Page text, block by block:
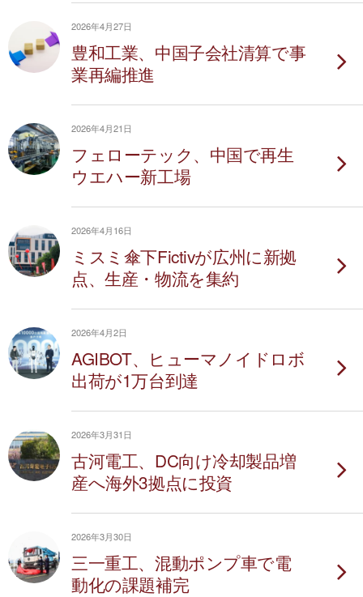
2026年4月27日
豊和工業、中国子会社清算で事
業再編推進
2026年4月21日
フェローテック、中国で再生
ウエハー新工場
2026年4月16日
ミスミ傘下Fictivが広州に新拠
点、生産・物流を集約
2026年4月2日
AGIBOT、ヒューマノイドロボ
出荷が1万台到達
2026年3月31日
古河電工、DC向け冷却製品増
産へ海外3拠点に投資
2026年3月30日
三一重工、混動ポンプ車で電
動化の課題補完